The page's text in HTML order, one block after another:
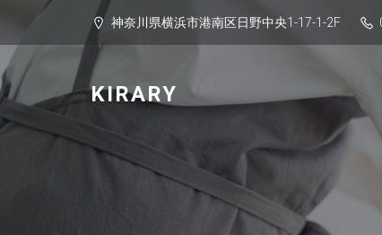
神奈川県横浜市港南区日野中央1-17-1-2F
KIRARY